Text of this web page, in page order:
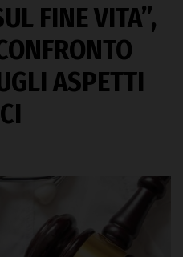
FINE VITA”,
ASPETTI